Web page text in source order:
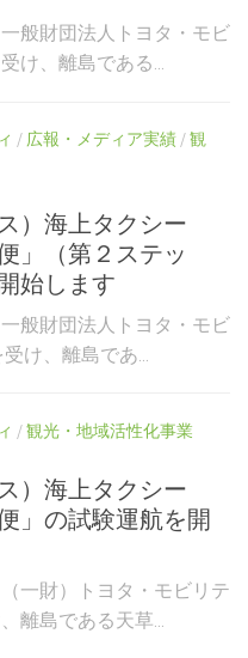
般財団法人トヨタ・モビ
け、離島である...
/ 広報・メディア実績 /観
）海上タクシー
」（第２ステッ
始します
般財団法人トヨタ・モビ
け、離島であ...
/観光・地域活性化事業
）海上タクシー
」の試験運航を開
一財）トヨタ・モビリテ
離島である天草...